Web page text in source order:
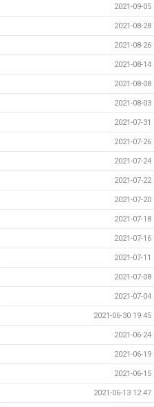
2021-09-05
2021-08-28
2021-08-26
2021-08-14
2021-08-08
2021-08-03
2021-07-31
2021-07-26
2021-07-24
2021-07-22
2021-07-20
2021-07-18
2021-07-16
2021-07-11
2021-07-08
2021-07-04
2021-06-30 19:45
2021-06-24
2021-06-19
2021-06-15
2021-06-13 12:47